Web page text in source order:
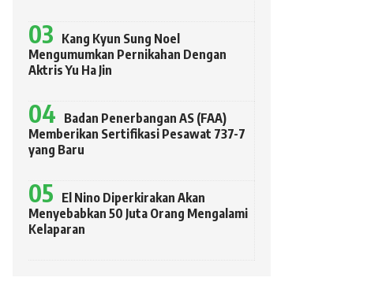
Kang Kyun Sung Noel
Mengumumkan Pernikahan Dengan
Aktris Yu Ha Jin
Badan Penerbangan AS (FAA)
Memberikan Sertifikasi Pesawat 737-7
yang Baru
El Nino Diperkirakan Akan
Menyebabkan 50 Juta Orang Mengalami
Kelaparan